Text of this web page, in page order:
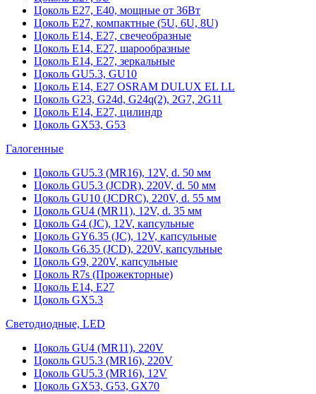
Цоколь Е27, Е40, мощные от 36Вт
Цоколь Е27, компактные (5U, 6U, 8U)
Цоколь Е14, Е27, свечеобразные
Цоколь Е14, Е27, шарообразные
Цоколь Е14, Е27, зеркальные
Цоколь GU5.3, GU10
Цоколь Е14, Е27 OSRAM DULUX EL LL
Цоколь G23, G24d, G24q(2), 2G7, 2G11
Цоколь Е14, Е27, цилиндр
Цоколь GX53, G53
Галогенные
Цоколь GU5.3 (MR16), 12V, d. 50 мм
Цоколь GU5.3 (JCDR), 220V, d. 50 мм
Цоколь GU10 (JCDRC), 220V, d. 55 мм
Цоколь GU4 (MR11), 12V, d. 35 мм
Цоколь G4 (JC), 12V, капсульные
Цоколь GY6.35 (JC), 12V, капсульные
Цоколь G6.35 (JCD), 220V, капсульные
Цоколь G9, 220V, капсульные
Цоколь R7s (Прожекторные)
Цоколь E14, E27
Цоколь GX5.3
Светодиодные, LED
Цоколь GU4 (MR11), 220V
Цоколь GU5.3 (MR16), 220V
Цоколь GU5.3 (MR16), 12V
Цоколь GX53, G53, GX70